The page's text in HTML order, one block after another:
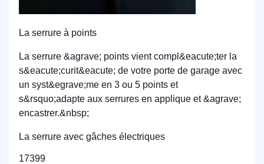
La serrure à points
La serrure &agrave; points vient compl&eacute;ter la
s&eacute;curit&eacute; de votre porte de garage avec
un syst&egrave;me en 3 ou 5 points et
s&rsquo;adapte aux serrures en applique et &agrave;
encastrer.&nbsp;
La serrure avec gâches électriques
17399